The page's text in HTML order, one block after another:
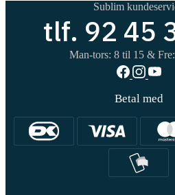
Sublim
tlf. 92 45
Man-tors: 8 til 15 &
Betal med